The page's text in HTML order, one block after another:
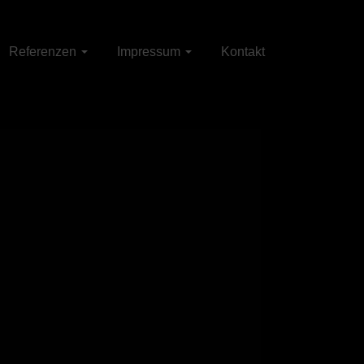
Referenzen Impressum Kontakt